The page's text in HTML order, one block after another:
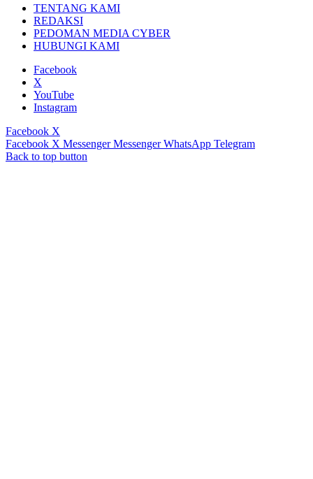
TENTANG KAMI
REDAKSI
PEDOMAN MEDIA CYBER
HUBUNGI KAMI
Facebook
X
YouTube
Instagram
Facebook X
Facebook X Messenger Messenger WhatsApp Telegram
Back to top button